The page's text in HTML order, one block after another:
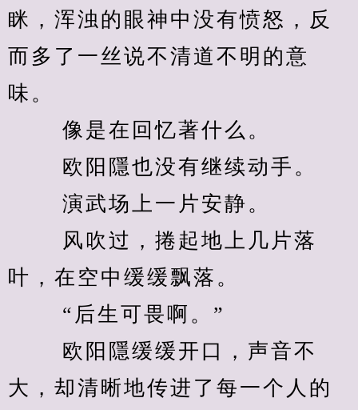
眯，浑浊的眼神中没有愤怒，反
而多了一丝说不清道不明的意
味。
像是在回忆著什么。
欧阳隱也没有继续动手。
演武场上一片安静。
风吹过，捲起地上几片落
叶，在空中缓缓飘落。
“后生可畏啊。”
欧阳隱缓缓开口，声音不
大，却清晰地传进了每一个人的